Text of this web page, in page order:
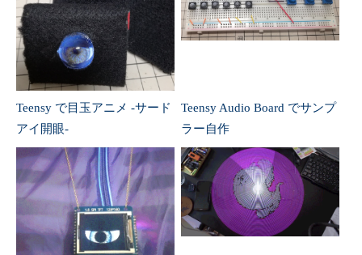
Teensy で目玉アニメ -サード
アイ開眼-
Teensy Audio Board でサンプ
ラー自作